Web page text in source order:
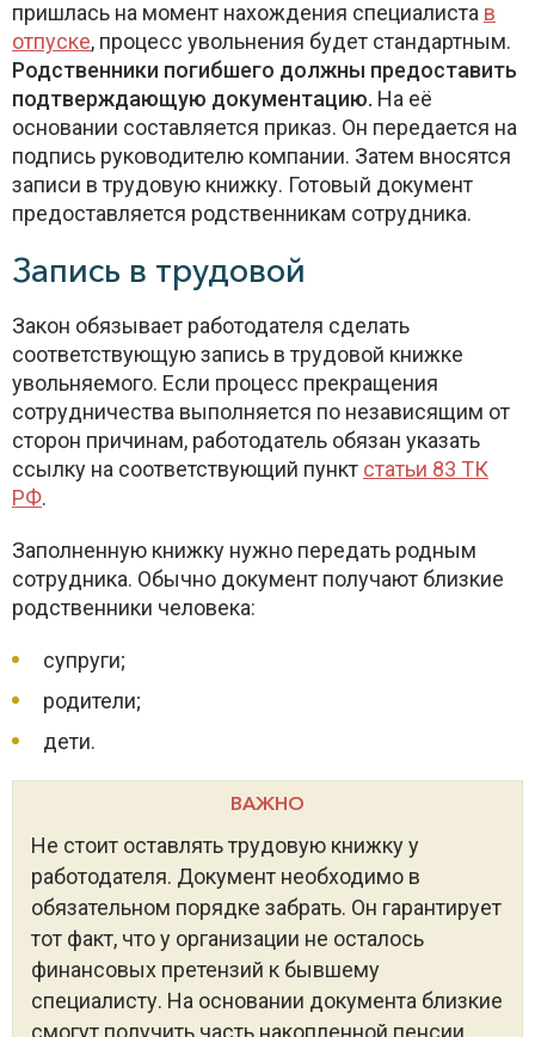
пришлась на момент нахождения специалиста в
отпуске, процесс увольнения будет стандартным.
Родственники погибшего должны предоставить
подтверждающую документацию. На её
основании составляется приказ. Он передается на
подпись руководителю компании. Затем вносятся
записи в трудовую книжку. Готовый документ
предоставляется родственникам сотрудника.
Запись в трудовой
Закон обязывает работодателя сделать
соответствующую запись в трудовой книжке
увольняемого. Если процесс прекращения
сотрудничества выполняется по независящим от
сторон причинам, работодатель обязан указать
ссылку на соответствующий пункт статьи 83 ТК
РФ.
Заполненную книжку нужно передать родным
сотрудника. Обычно документ получают близкие
родственники человека:
супруги;
родители;
дети.
ВАЖНО
Не стоит оставлять трудовую книжку у
работодателя. Документ необходимо в
обязательном порядке забрать. Он гарантирует
тот факт, что у организации не осталось
финансовых претензий к бывшему
специалисту. На основании документа близкие
смогут получить часть накопленной пенсии.